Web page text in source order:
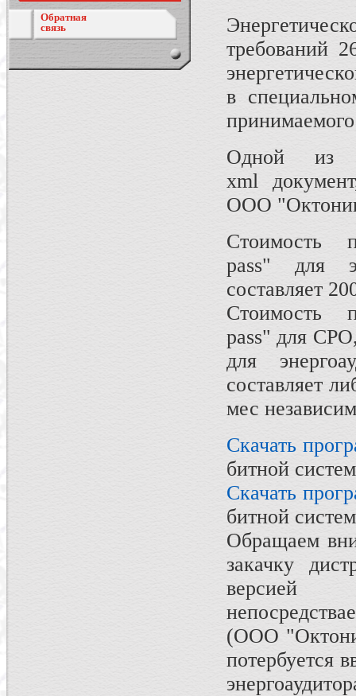
Обратная
связь
требований
в
Одной из
xml
ООО
Стоимость
pass" для
составляет
Стоимость
pass" для
для
составляет
мес
Скачать
битной
Скачать
битной
Обращаем
закачку
версией
(ООО
потербуется